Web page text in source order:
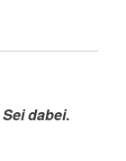
Sei dabei.